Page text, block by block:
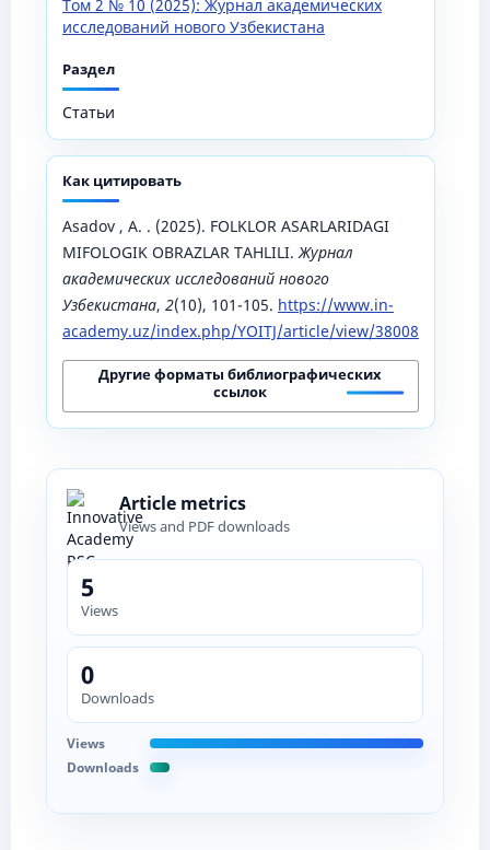
Том 2 № 10 (2025): Журнал академических
исследований нового Узбекистана
Раздел
Статьи
Как цитировать
Asadov , A. . (2025). FOLKLOR ASARLARIDAGI
MIFOLOGIK OBRAZLAR TAHLILI.Журнал
академических исследований нового
Узбекистана, 2(10), 101-105. https://www.in-
academy.uz/index.php/YOITJ/article/view/38008
Другие форматы библиографических
ссылок
Article metrics
Views and PDF downloads
5
Views
0
Downloads
Views
Downloads